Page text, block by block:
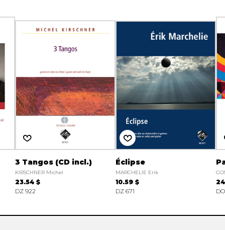
3 Tangos (CD incl.)
KIRSCHNER Michel
23.54 $
DZ 922
Éclipse
MARCHELIE Erik
10.59 $
DZ 671